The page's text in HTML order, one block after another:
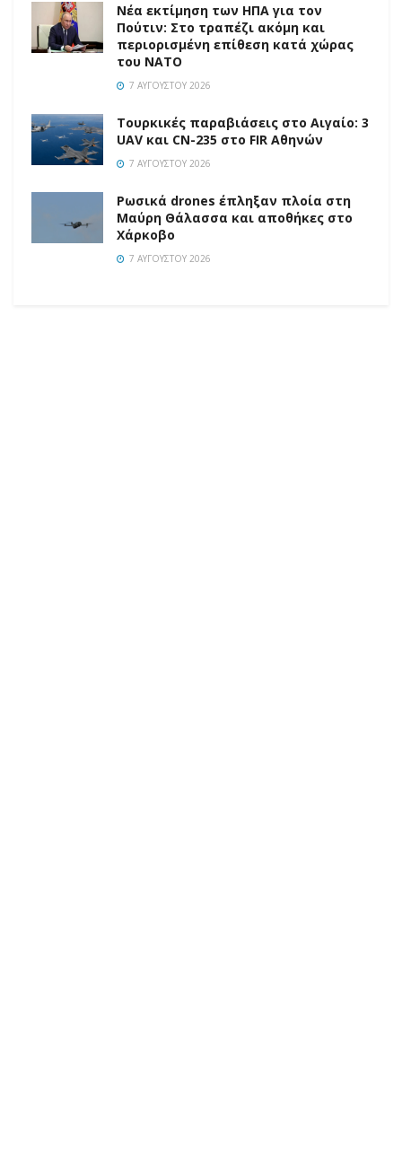
Νέα εκτίμηση των ΗΠΑ για τον
Πούτιν: Στο τραπέζι ακόμη και
περιορισμένη επίθεση κατά χώρας
του ΝΑΤΟ
7 ΑΥΓΟΎΣΤΟΥ 2026
Τουρκικές παραβιάσεις στο Αιγαίο: 3
UAV και CN-235 στο FIR Αθηνών
7 ΑΥΓΟΎΣΤΟΥ 2026
Ρωσικά drones έπληξαν πλοία στη
Μαύρη Θάλασσα και αποθήκες στο
Χάρκοβο
7 ΑΥΓΟΎΣΤΟΥ 2026